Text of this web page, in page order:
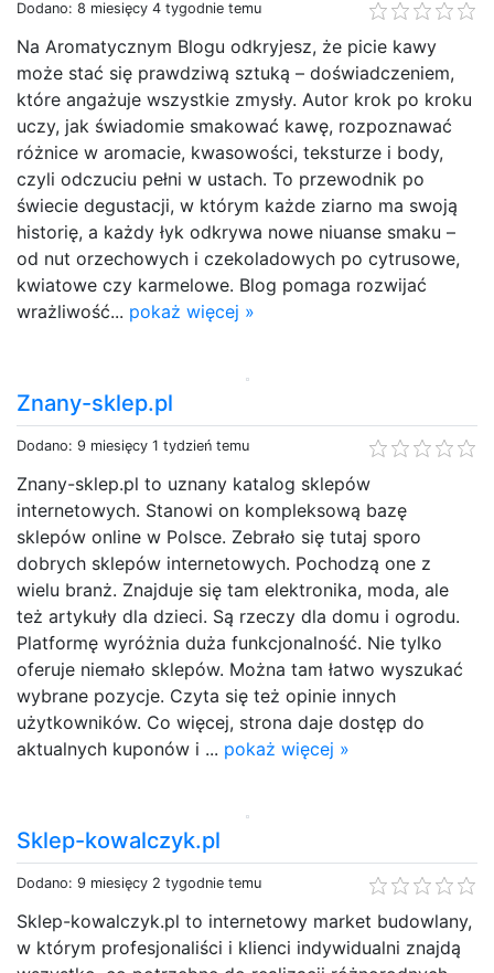
Dodano: 8 miesięcy 4 tygodnie temu
Na Aromatycznym Blogu odkryjesz, że picie kawy
może stać się prawdziwą sztuką – doświadczeniem,
które angażuje wszystkie zmysły. Autor krok po kroku
uczy, jak świadomie smakować kawę, rozpoznawać
różnice w aromacie, kwasowości, teksturze i body,
czyli odczuciu pełni w ustach. To przewodnik po
świecie degustacji, w którym każde ziarno ma swoją
historię, a każdy łyk odkrywa nowe niuanse smaku –
od nut orzechowych i czekoladowych po cytrusowe,
kwiatowe czy karmelowe. Blog pomaga rozwijać
wrażliwość... pokaż więcej »
Znany-sklep.pl
Dodano: 9 miesięcy 1 tydzień temu
Znany-sklep.pl to uznany katalog sklepów
internetowych. Stanowi on kompleksową bazę
sklepów online w Polsce. Zebrało się tutaj sporo
dobrych sklepów internetowych. Pochodzą one z
wielu branż. Znajduje się tam elektronika, moda, ale
też artykuły dla dzieci. Są rzeczy dla domu i ogrodu.
Platformę wyróżnia duża funkcjonalność. Nie tylko
oferuje niemało sklepów. Można tam łatwo wyszukać
wybrane pozycje. Czyta się też opinie innych
użytkowników. Co więcej, strona daje dostęp do
aktualnych kuponów i ... pokaż więcej »
Sklep-kowalczyk.pl
Dodano: 9 miesięcy 2 tygodnie temu
Sklep-kowalczyk.pl to internetowy market budowlany,
w którym profesjonaliści i klienci indywidualni znajdą